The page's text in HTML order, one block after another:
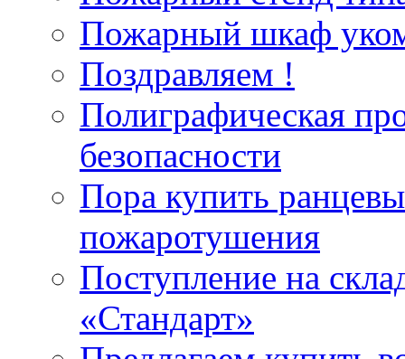
Пожарный шкаф
Поздравляем !
Полиграфическая
безопасности
Пора купить
пожаротушения
Поступление на
«Стандарт»